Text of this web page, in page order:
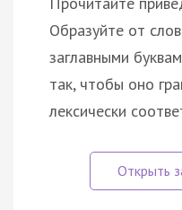
Образуйте от
заглавными
так, чтобы оно
лексически